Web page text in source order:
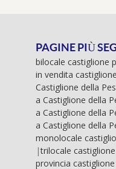
PAGINE PIÙ
bilocale castiglione
in vendita
Castiglione della
a Castiglione della
a Castiglione della
a Castiglione della
monolocale
|trilocale
provincia